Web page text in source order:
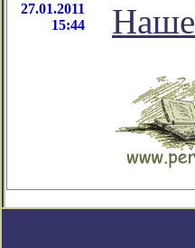
27.01.2011
15:44